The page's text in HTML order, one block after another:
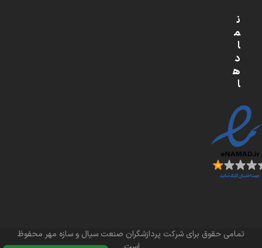
ن
م
ا
د
ه
ا
تمامی حقوق برای شرکت پردازشگران صنعت سیال و سازه مهر محفوظ